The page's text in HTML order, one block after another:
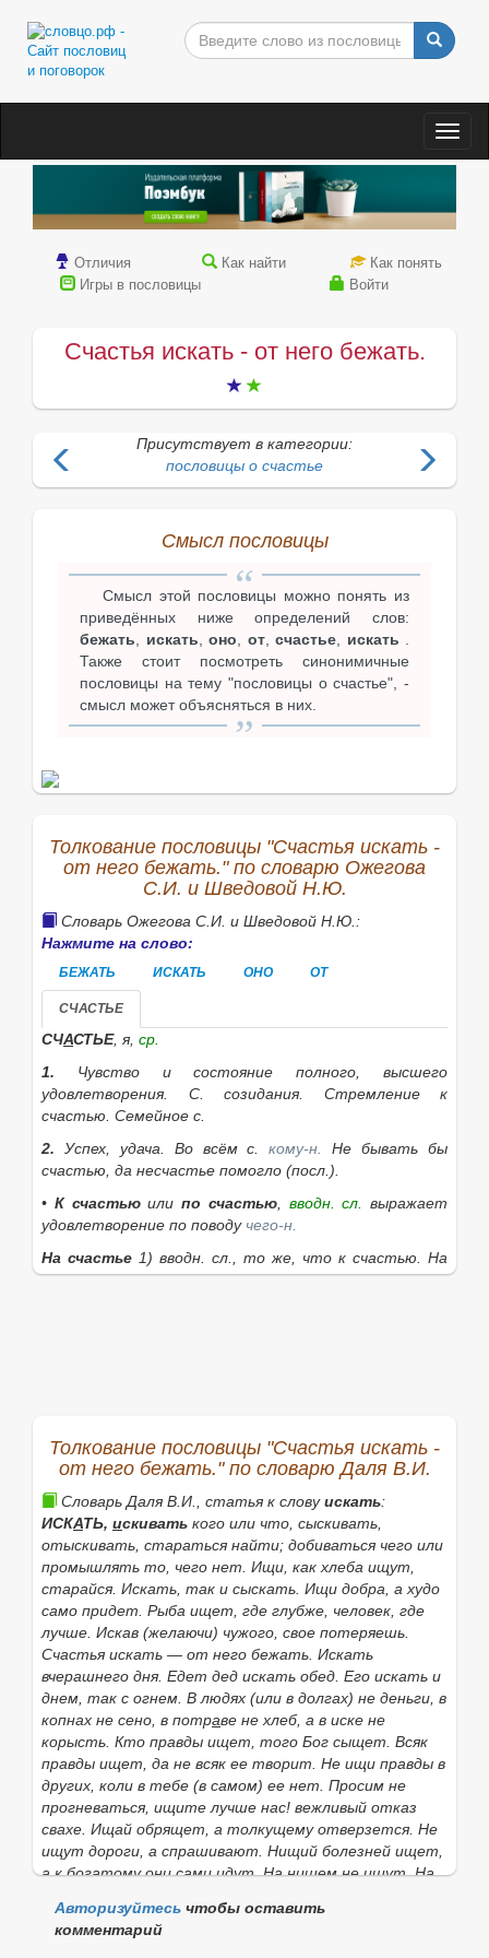
Отличия Как найти
Как понять
Игры в пословицы
Войти
Счастья искать - от него бежать.
Присутствует в категории:
пословицы о счастье
Смысл пословицы
Смысл этой пословицы можно понять из
приведённых ниже определений слов:
бежать, искать, оно, от, счастье, искать .
Также стоит посмотреть синонимичные
пословицы на тему "пословицы о счастье", -
смысл может объясняться в них.
Толкование пословицы "Счастья искать -
от него бежать." по словарю Ожегова
С.И. и Шведовой Н.Ю.
Словарь Ожегова С.И. и Шведовой Н.Ю.:
Нажмите на слово:
БЕЖАТЬ ИСКАТЬ ОНО ОТ
СЧАСТЬЕ
СЧАСТЬЕ, я, ср.
1. Чувство и состояние полного, высшего
удовлетворения. С. созидания. Стремление к
счастью. Семейное с.
2. Успех, удача. Во всём с.кому-н.
Не бывать бы
счастью, да несчастье помогло (посл.).
• К счастьюили по счастью, вводн. сл. выражает
удовлетворение по поводу чего-н.
На счастье 1) вводн. сл., то же, что к счастью. На
моё счастье, всё кончилось благополучно;2) чтобы
списке, то его можно найти с помощью этой формы:
Найти
Толкование пословицы "Счастья искать -
от него бежать." по словарю Даля В.И.
Словарь Даля В.И., статья к словуискать:
ИСКАТЬ, искивать кого или что, сыскивать,
отыскивать, стараться найти; добиваться чего или
промышлять то, чего нет. Ищи, как хлеба ищут,
старайся. Искать, так и сыскать. Ищи добра, а худо
само придет. Рыба ищет, где глубже, человек, где
лучше. Искав (желаючи) чужого, свое потеряешь.
Счастья искать — от него бежать. Искать
вчерашнего дня. Едет дед искать обед. Его искать и
днем, так с огнем. В людях (или в долгах) не деньги, в
копнах не сено, в потраве не хлеб, а в иске не
корысть. Кто правды ищет, того Бог сыщет. Всяк
правды ищет, да не всяк ее творит. Не ищи правды в
других, коли в тебе (в самом) ее нет. Просим не
прогневаться, ищите лучше нас! вежливый отказ
свахе. Ищай обрящет, а толкущему отверзется. Не
ищут дороги, а спрашивают. Нищий болезней ищет,
а к богатому они сами идут. На нищем не ищут. На
доброты. Счастья ищи, а в могилу ложись! Не ты
смерти ищешь, она сторожит. Ищи добра на
Авторизуйтесь чтобы оставить
комментарий